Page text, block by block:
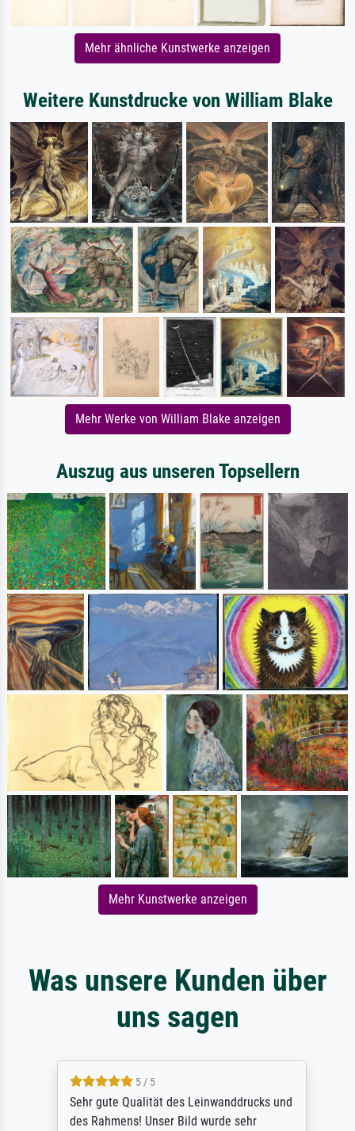
Mehr ähnliche Kunstwerke anzeigen
Weitere Kunstdrucke von William Blake
Mehr Werke von William Blake anzeigen
Auszug aus unseren Topsellern
Mehr Kunstwerke anzeigen
Was unsere Kunden über
uns sagen
5 / 5
Sehr gute Qualität des Leinwanddrucks und
des Rahmens! Unser Bild wurde sehr